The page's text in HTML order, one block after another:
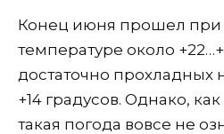
Конец июня прошел при
температуре около
достаточно прохладных
+14 градусов. Однако,
такая погода вовсе не